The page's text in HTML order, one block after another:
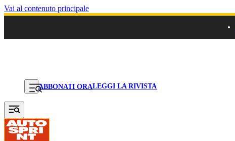
Vai al contenuto principale
ABBONATI ORALEGGI LA RIVISTA